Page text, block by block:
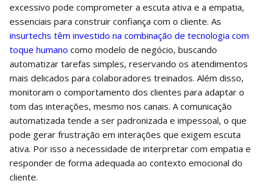
excessivo pode comprometer a escuta ativa e a empatia,
essenciais para construir confiança com o cliente. As
insurtechs têm investido na combinação de tecnologia com
toque humano como modelo de negócio, buscando
automatizar tarefas simples, reservando os atendimentos
mais delicados para colaboradores treinados. Além disso,
monitoram o comportamento dos clientes para adaptar o
tom das interações, mesmo nos canais. A comunicação
automatizada tende a ser padronizada e impessoal, o que
pode gerar frustração em interações que exigem escuta
ativa. Por isso a necessidade de interpretar com empatia e
responder de forma adequada ao contexto emocional do
cliente.